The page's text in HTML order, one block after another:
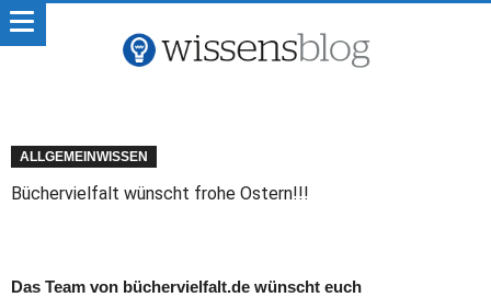
ALLGEMEINWISSEN
Büchervielfalt wünscht frohe Ostern!!!
Das Team von büchervielfalt.de wünscht euch